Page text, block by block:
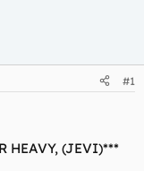
#1
HEAVY, (JEVI)***